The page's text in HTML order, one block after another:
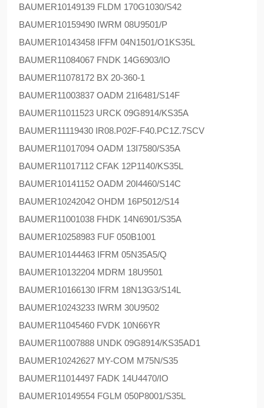
BAUMER10149139 FLDM 170G1030/S42
BAUMER10159490 IWRM 08U9501/P
BAUMER10143458 IFFM 04N1501/O1KS35L
BAUMER11084067 FNDK 14G6903/IO
BAUMER11078172 BX 20-360-1
BAUMER11003837 OADM 21I6481/S14F
BAUMER11011523 URCK 09G8914/KS35A
BAUMER11119430 IR08.P02F-F40.PC1Z.7SCV
BAUMER11017094 OADM 13I7580/S35A
BAUMER11017112 CFAK 12P1140/KS35L
BAUMER10141152 OADM 20I4460/S14C
BAUMER10242042 OHDM 16P5012/S14
BAUMER11001038 FHDK 14N6901/S35A
BAUMER10258983 FUF 050B1001
BAUMER10144463 IFRM 05N35A5/Q
BAUMER10132204 MDRM 18U9501
BAUMER10166130 IFRM 18N13G3/S14L
BAUMER10243233 IWRM 30U9502
BAUMER11045460 FVDK 10N66YR
BAUMER11007888 UNDK 09G8914/KS35AD1
BAUMER10242627 MY-COM M75N/S35
BAUMER11014497 FADK 14U4470/IO
BAUMER10149554 FGLM 050P8001/S35L